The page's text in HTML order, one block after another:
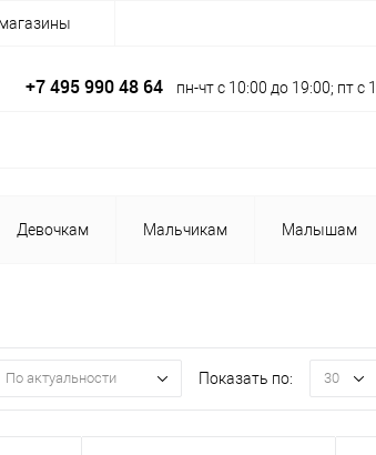
+7 495 990 48 64 пн-чт с 10:00 до 19:00; пт с
Девочкам Мальчикам Малышам
По актуальности Показать по: 30